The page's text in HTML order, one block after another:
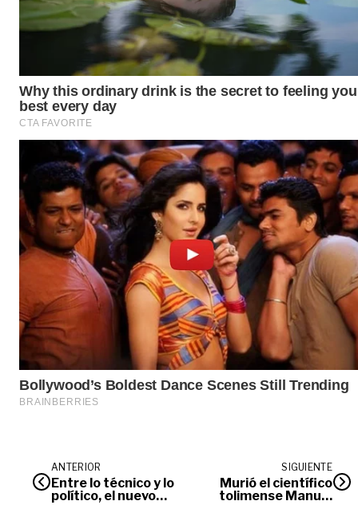
ANTERIOR
Entre lo técnico y lo
político, el nuevo
SIGUIENTE
Murió el científico
tolimense Manuel